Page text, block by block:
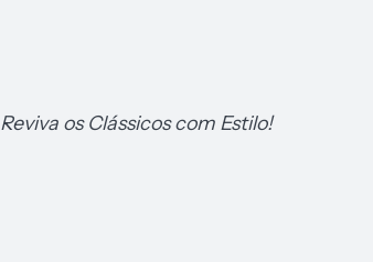
Reviva os Clássicos com Estilo!